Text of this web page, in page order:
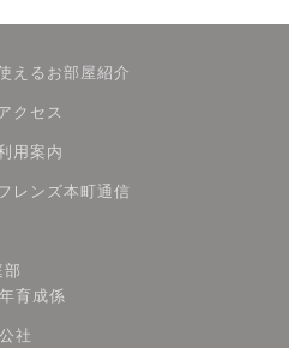
えるお部屋紹介
クセス
用案内
レンズ本町通信
育成係
社